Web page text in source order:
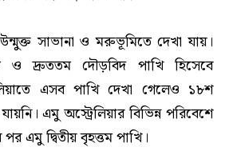
সাভানা ও মরুভূমিতে দেখা যায়।
ও দ্রুততম দৌড়বিদ পাখি হিসেবে
এসব পাখি দেখা গেলেও ১৮শ
এমু অস্ট্রেলিয়ার বিভিন্ন পরিবেশে
এমু দ্বিতীয় বৃহত্তম পাখি।